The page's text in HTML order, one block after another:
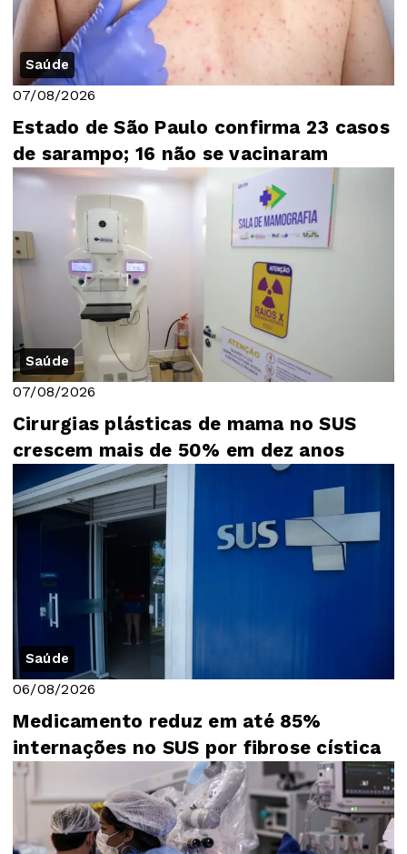
Saúde
07/08/2026
Estado de São Paulo confirma 23 casos
de sarampo; 16 não se vacinaram
Saúde
07/08/2026
Cirurgias plásticas de mama no SUS
crescem mais de 50% em dez anos
Saúde
06/08/2026
Medicamento reduz em até 85%
internações no SUS por fibrose cística